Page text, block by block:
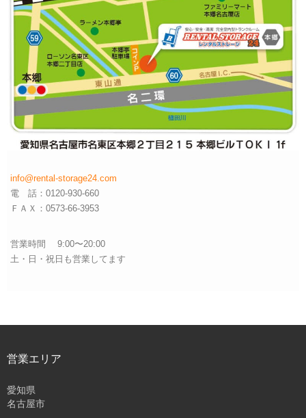
info@rental-storage24.com
電 話：0120-930-660
ＦＡＸ：0573-66-3953
営業時間 9:00〜20:00
土・日・祝日も営業してます
営業エリア
愛知県
名古屋市